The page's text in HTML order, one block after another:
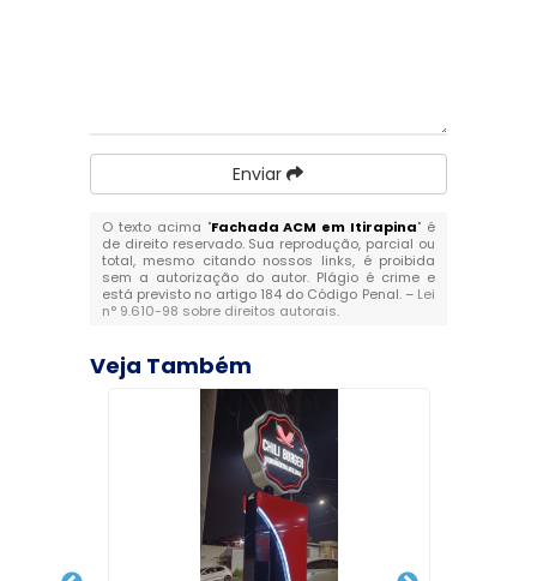
Enviar
O texto acima "Fachada ACM em Itirapina" é
de direito reservado. Sua reprodução, parcial ou
total, mesmo citando nossos links, é proibida
sem a autorização do autor. Plágio é crime e
está previsto no artigo 184 do Código Penal. – Lei
n° 9.610-98 sobre direitos autorais.
Veja Também